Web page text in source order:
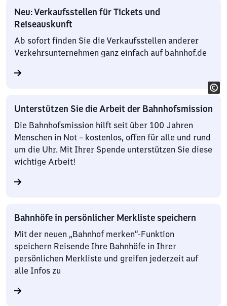
Neu: Verkaufsstellen für Tickets und
Reiseauskunft
Ab sofort finden Sie die Verkaufsstellen anderer
Verkehrsunternehmen ganz einfach auf bahnhof.de
Unterstützen Sie die Arbeit der Bahnhofsmission
Die Bahnhofsmission hilft seit über 100 Jahren
Menschen in Not – kostenlos, offen für alle und rund
um die Uhr. Mit Ihrer Spende unterstützen Sie diese
wichtige Arbeit!
Bahnhöfe in persönlicher Merkliste speichern
Mit der neuen „Bahnhof merken“-Funktion
speichern Reisende Ihre Bahnhöfe in Ihrer
persönlichen Merkliste und greifen jederzeit auf
alle Infos zu